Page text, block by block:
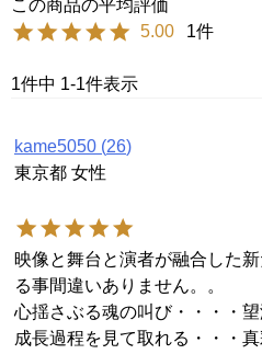
5.00 1
1件中 1-1件表示
kame5050 26
東京都 女性
映像と舞台と演者が融合した
る事間違いありません。。
心揺さぶる魂の叫び・・・・
成長過程を見て取れる・・・